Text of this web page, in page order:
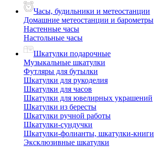
Часы, будильники и метеостанции
Домашние метеостанции и барометры
Настенные часы
Настольные часы
Шкатулки подарочные
Музыкальные шкатулки
Футляры для бутылки
Шкатулки для рукоделия
Шкатулки для часов
Шкатулки для ювелирных украшений
Шкатулки из бересты
Шкатулки ручной работы
Шкатулки-сундучки
Шкатулки-фолианты, шкатулки-книги
Эксклюзивные шкатулки